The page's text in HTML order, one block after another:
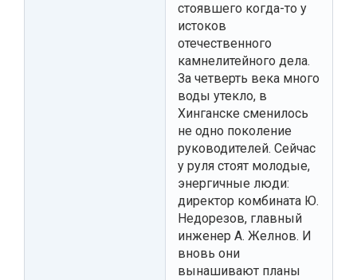
стоявшего когда-то у
истоков
отечественного
камнелитейного дела.
За четверть века много
воды утекло, в
Хинганске сменилось
не одно поколение
руководителей. Сейчас
у руля стоят молодые,
энергичные люди:
директор комбината Ю.
Недорезов, главный
инженер А. Желнов. И
вновь они
вынашивают планы